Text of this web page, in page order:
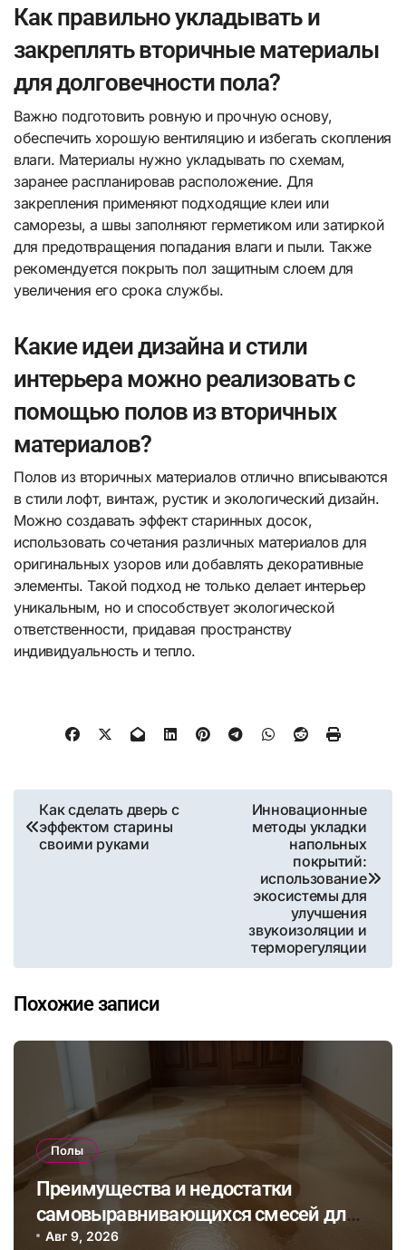
Как правильно укладывать и
закреплять вторичные материалы
для долговечности пола?
Важно подготовить ровную и прочную основу,
обеспечить хорошую вентиляцию и избегать скопления
влаги. Материалы нужно укладывать по схемам,
заранее распланировав расположение. Для
закрепления применяют подходящие клеи или
саморезы, а швы заполняют герметиком или затиркой
для предотвращения попадания влаги и пыли. Также
рекомендуется покрыть пол защитным слоем для
увеличения его срока службы.
Какие идеи дизайна и стили
интерьера можно реализовать с
помощью полов из вторичных
материалов?
Полов из вторичных материалов отлично вписываются
в стили лофт, винтаж, рустик и экологический дизайн.
Можно создавать эффект старинных досок,
использовать сочетания различных материалов для
оригинальных узоров или добавлять декоративные
элементы. Такой подход не только делает интерьер
уникальным, но и способствует экологической
ответственности, придавая пространству
индивидуальность и тепло.
Навигация
по
Как сделать дверь с
эффектом старины
своими руками
Инновационные
методы укладки
напольных
покрытий:
использование
экосистемы для
улучшения
звукоизоляции и
терморегуляции
Похожие записи
Полы
Преимущества и недостатки
самовыравнивающихся смесей для
стяжки: как выбрать подходящий
Авг 9, 2026